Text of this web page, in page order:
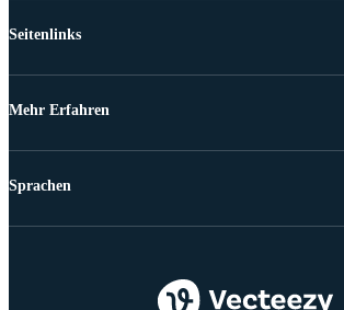
Seitenlinks
Mehr Erfahren
Sprachen